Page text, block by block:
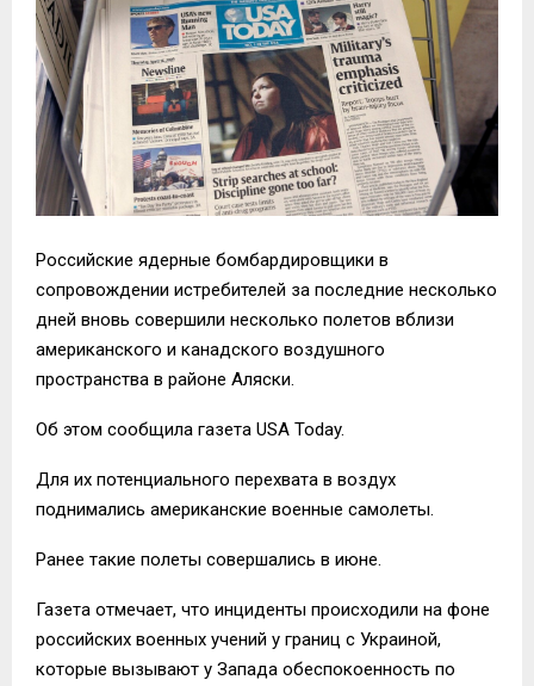
Российские ядерные бомбардировщики в
сопровождении истребителей за последние несколько
дней вновь совершили несколько полетов вблизи
американского и канадского воздушного
пространства в районе Аляски.
Об этом сообщила газета USA Today.
Для их потенциального перехвата в воздух
поднимались американские военные самолеты.
Ранее такие полеты совершались в июне.
Газета отмечает, что инциденты происходили на фоне
российских военных учений у границ с Украиной,
которые вызывают у Запада обеспокоенность по